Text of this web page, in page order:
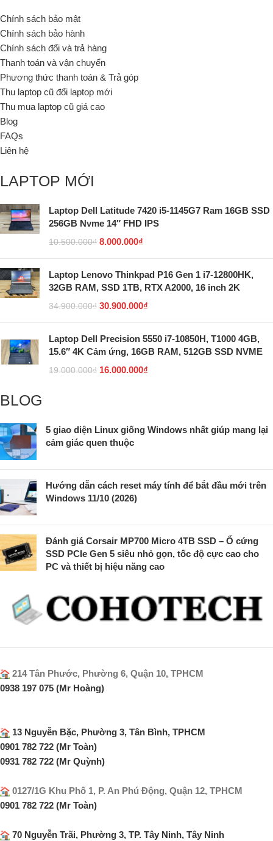
Chính sách bảo mật
Chính sách bảo hành
Chính sách đổi và trả hàng
Thanh toán và vận chuyển
Phương thức thanh toán & Trả góp
Thu laptop cũ đổi laptop mới
Thu mua laptop cũ giá cao
Blog
FAQs
Liên hệ
LAPTOP MỚI
Laptop Dell Latitude 7420 i5-1145G7 Ram 16GB SSD
256GB Nvme 14″ FHD IPS
10.500.000₫ 8.000.000₫
Laptop Lenovo Thinkpad P16 Gen 1 i7-12800HK,
32GB RAM, SSD 1TB, RTX A2000, 16 inch 2K
34.900.000₫ 30.900.000₫
Laptop Dell Precision 5550 i7-10850H, T1000 4GB,
15.6″ 4K Cảm ứng, 16GB RAM, 512GB SSD NVME
19.000.000₫ 16.000.000₫
BLOG
5 giao diện Linux giống Windows nhất giúp mang lại
cảm giác quen thuộc
Hướng dẫn cách reset máy tính để bắt đầu mới trên
Windows 11/10 (2026)
Đánh giá Corsair MP700 Micro 4TB SSD – Ổ cứng
SSD PCIe Gen 5 siêu nhỏ gọn, tốc độ cực cao cho
PC và thiết bị hiệu năng cao
214 Tân Phước, Phường 6, Quận 10, TPHCM
0938 197 075 (Mr Hoàng)
13 Nguyễn Bặc, Phường 3, Tân Bình, TPHCM
0901 782 722 (Mr Toàn)
0931 782 722 (Mr Quỳnh)
0127/1G Khu Phố 1, P. An Phú Động, Quận 12, TPHCM
0901 782 722 (Mr Toàn)
70 Nguyễn Trãi, Phường 3, TP. Tây Ninh, Tây Ninh